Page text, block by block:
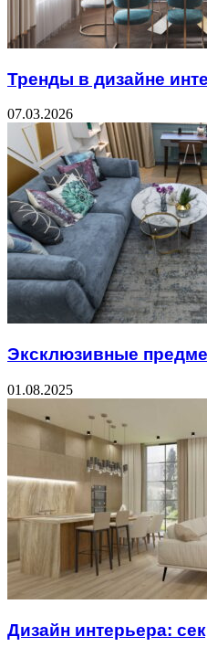
Тренды в дизайне
07.03.2026
Эксклюзивные
01.08.2025
Дизайн интерьера: